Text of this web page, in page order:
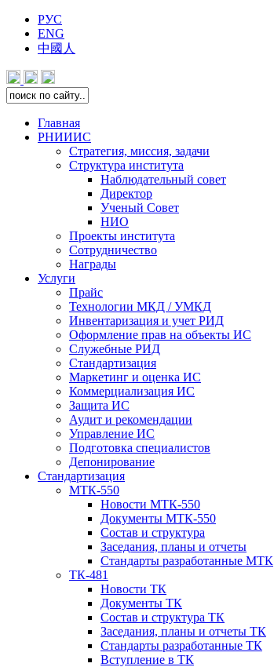
РУС
ENG
中國人
Главная
РНИИИС
Стратегия, миссия, задачи
Структура института
Наблюдательный совет
Директор
Ученый Совет
НИО
Проекты института
Сотрудничество
Награды
Услуги
Прайс
Технологии МКД / УМКД
Инвентаризация и учет РИД
Оформление прав на объекты ИС
Служебные РИД
Стандартизация
Маркетинг и оценка ИС
Коммерциализация ИС
Защита ИС
Аудит и рекомендации
Управление ИС
Подготовка специалистов
Депонирование
Стандартизация
МТК-550
Новости МТК-550
Документы МТК-550
Состав и структура
Заседания, планы и отчеты
Стандарты разработанные МТК
ТК-481
Новости ТК
Документы ТК
Cостав и структура ТК
Заседания, планы и отчеты ТК
Стандарты разработанные ТК
Вступление в ТК